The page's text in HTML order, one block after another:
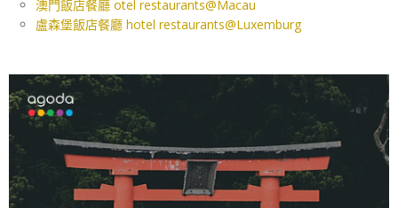
澳門飯店餐廳 otel restaurants@Macau
盧森堡飯店餐廳 hotel restaurants@Luxemburg